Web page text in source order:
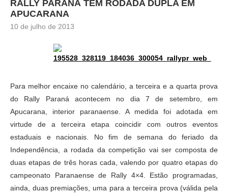
RALLY PARANÁ TEM RODADA DUPLA EM
APUCARANA
10 de julho de 2013
Para melhor encaixe no calendário, a terceira e a quarta prova
do Rally Paraná acontecem no dia 7 de setembro, em
Apucarana, interior paranaense. A medida foi adotada em
virtude de a terceira etapa coincidir com outros eventos
estaduais e nacionais. No fim de semana do feriado da
Independência, a rodada da competição vai ser composta de
duas etapas de três horas cada, valendo por quatro etapas do
campeonato Paranaense de Rally 4×4. Estão programadas,
ainda, duas premiações, uma para a terceira prova (válida pela